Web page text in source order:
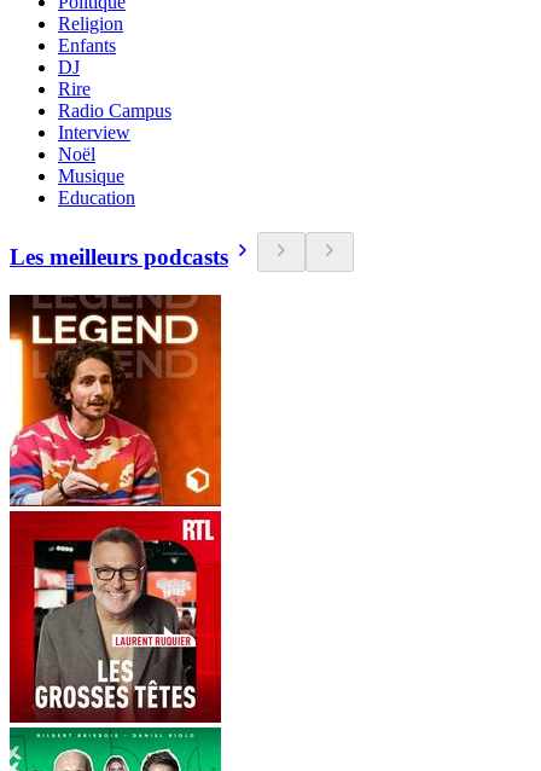
Religion
Enfants
DJ
Rire
Radio Campus
Interview
Noël
Musique
Education
Les meilleurs podcasts